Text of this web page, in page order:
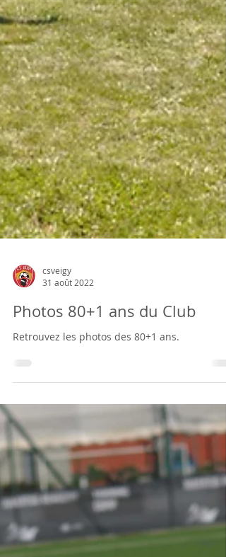
csveigy
Retrouvez les photos des 80+1 ans.